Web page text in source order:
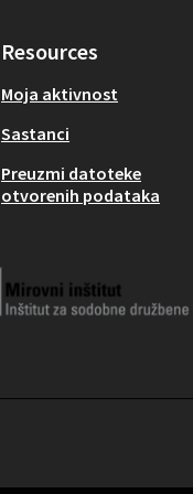
Resources
Moja aktivnost
Sastanci
Preuzmi datoteke
otvorenih podataka